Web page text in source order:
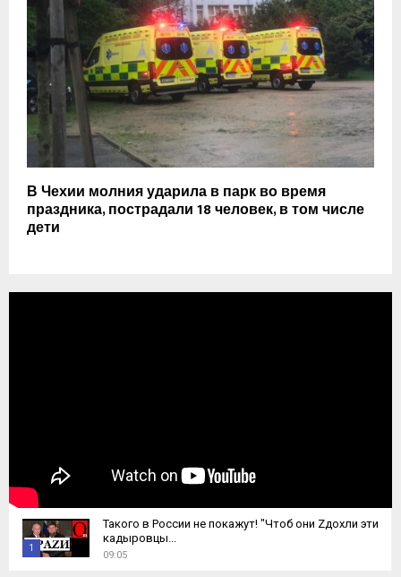
В Чехии молния ударила в парк во время
праздника, пострадали 18 человек, в том числе
дети
1
Такого в России не покажут! "Чтоб они Zдохли эти
кадыровцы...
09:05